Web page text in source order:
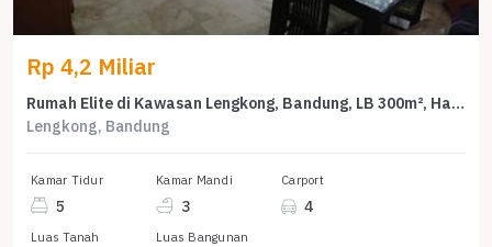
Rp 4,2 Miliar
Rumah Elite di Kawasan Lengkong, Bandung, LB 300m², Harga 4,2 Miliar
Lengkong, Bandung
Kamar Tidur
5
Kamar Mandi
3
Carport
4
Luas Tanah Luas Bangunan